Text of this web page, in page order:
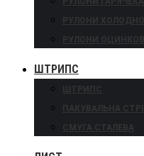
РУЛОНИ
РУЛОНИ
ШТРИПС
ШТРИПС
ПАКУВАЛЬНА
СМУГА СТАЛЕВА